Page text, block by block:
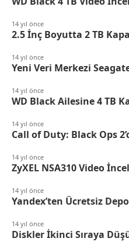
14 yıl önce
2.5 İnç Boyutta 2 TB
14 yıl önce
Yeni Veri Merkezi
14 yıl önce
WD Black Ailesine 4 TB
14 yıl önce
Call of Duty: Black Ops
14 yıl önce
ZyXEL NSA310 Video
14 yıl önce
Yandex’ten Ücretsiz
14 yıl önce
Diskler İkinci Sıraya